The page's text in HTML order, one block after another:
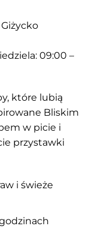
09:00 –
które lubią
Bliskim
w picie i
przystawki
i świeże